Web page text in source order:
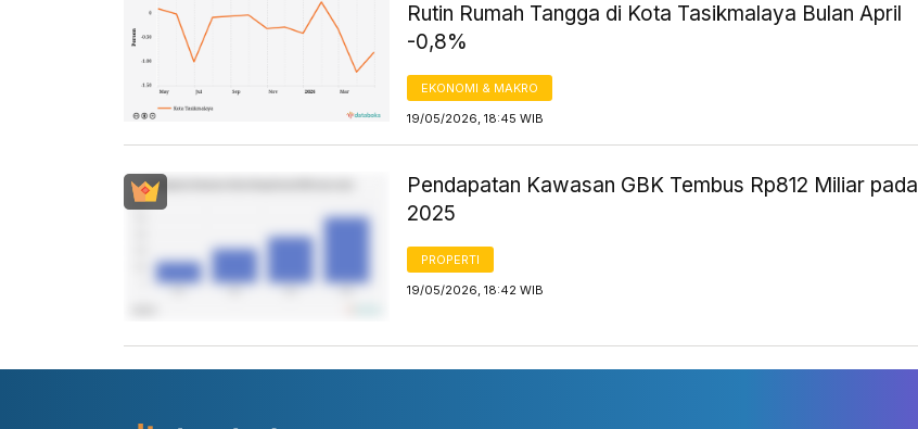
Rutin Rumah Tangga di Kota Tasikmalaya Bulan April
-0,8%
EKONOMI & MAKRO
19/05/2026, 18:45 WIB
Pendapatan Kawasan GBK Tembus Rp812 Miliar pada
2025
PROPERTI
19/05/2026, 18:42 WIB